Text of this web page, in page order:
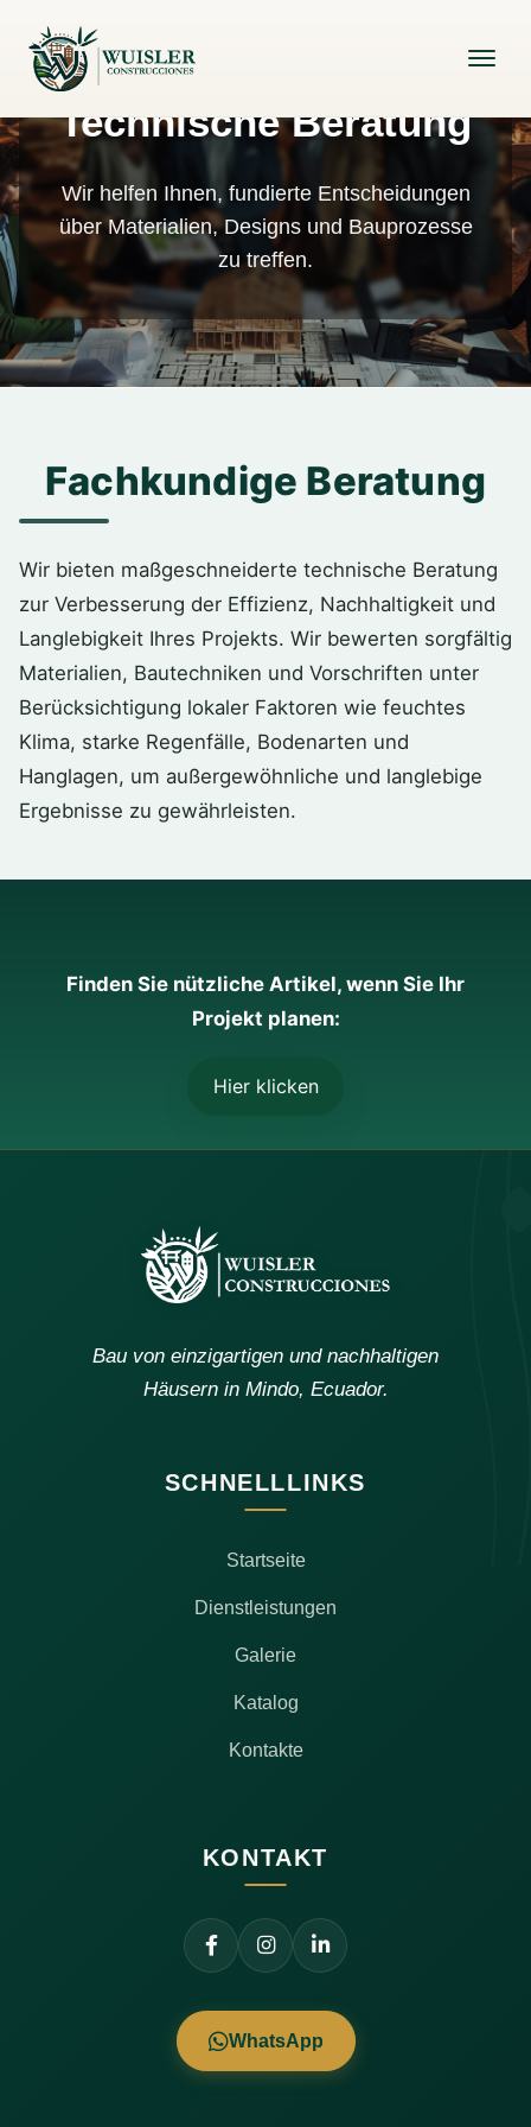
Technische Beratung
Wir helfen Ihnen, fundierte Entscheidungen
über Materialien, Designs und Bauprozesse
zu treffen.
Fachkundige Beratung
Wir bieten maßgeschneiderte technische Beratung
zur Verbesserung der Effizienz, Nachhaltigkeit und
Langlebigkeit Ihres Projekts. Wir bewerten sorgfältig
Materialien, Bautechniken und Vorschriften unter
Berücksichtigung lokaler Faktoren wie feuchtes
Klima, starke Regenfälle, Bodenarten und
Hanglagen, um außergewöhnliche und langlebige
Ergebnisse zu gewährleisten.
Finden Sie nützliche Artikel, wenn Sie Ihr
Projekt planen:
Hier klicken
Bau von einzigartigen und nachhaltigen
Häusern in Mindo, Ecuador.
SCHNELLLINKS
Startseite
Dienstleistungen
Galerie
Katalog
Kontakte
KONTAKT
WhatsApp